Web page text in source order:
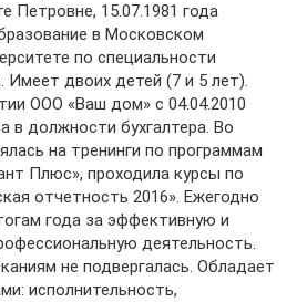
Петровне, 15.07.1981 года
в Московском
по специальности
Имеет двоих детей (7 и 5 лет).
ООО «Ваш дом» с 04.04.2010
в должности бухгалтера. Во
на тренинги по программам
Плюс», проходила курсы по
отчетность 2016». Ежегодно
года за эффективную и
деятельность.
не подвергалась. Обладает
исполнительность,